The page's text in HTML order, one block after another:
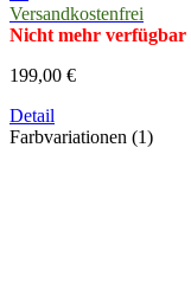
Versandkostenfrei
Nicht mehr verfügbar
199,00 €
Detail
Farbvariationen (1)